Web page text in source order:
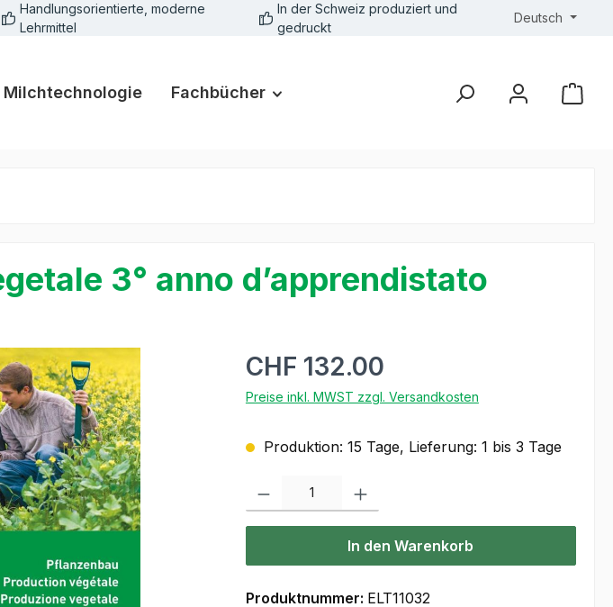
Handlungsorientierte, moderne
Lehrmittel
In der Schweiz produziert und
gedruckt
Deutsch
Milchtechnologie Fachbücher
3° anno d’apprendistato
CHF 132.00
Preise inkl. MWST zzgl. Versandkosten
Produktion: 15 Tage, Lieferung: 1 bis 3 Tage
In den Warenkorb
Produktnummer: ELT11032